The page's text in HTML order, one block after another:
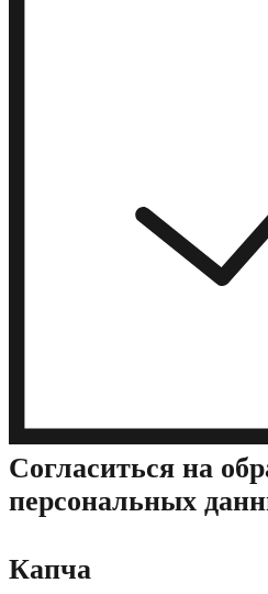
Cогласиться на
персональных
Капча